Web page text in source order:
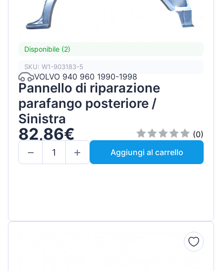
Disponibile (2)
SKU: W1-903183-5
VOLVO 940 960 1990-1998
Pannello di riparazione
parafango posteriore /
Sinistra
82,86€
(0)
Aggiungi al carrello